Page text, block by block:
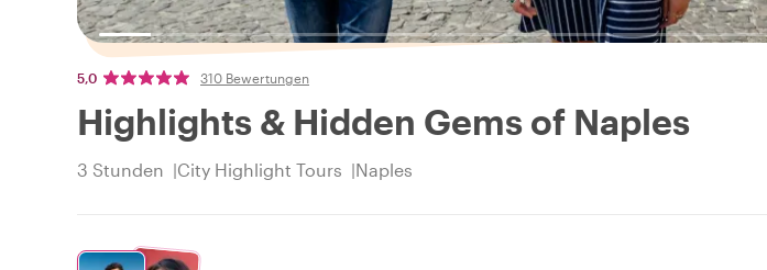
5,0 310 Bewertungen
Highlights & Hidden Gems of Naples
3 Stunden City Highlight Tours Naples